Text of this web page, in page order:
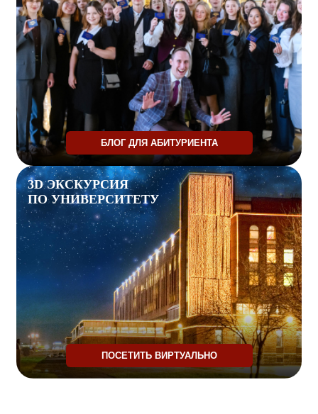
БЛОГ ДЛЯ АБИТУРИЕНТА
3D ЭКСКУРСИЯ
ПО УНИВЕРСИТЕТУ
ПОСЕТИТЬ ВИРТУАЛЬНО